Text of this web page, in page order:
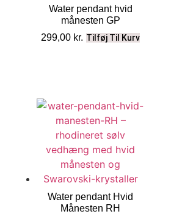
Water pendant hvid
månesten GP
299,00 kr. Tilføj Til Kurv
Water pendant Hvid
Månesten RH